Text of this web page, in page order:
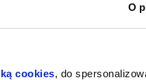
O
cookies, do